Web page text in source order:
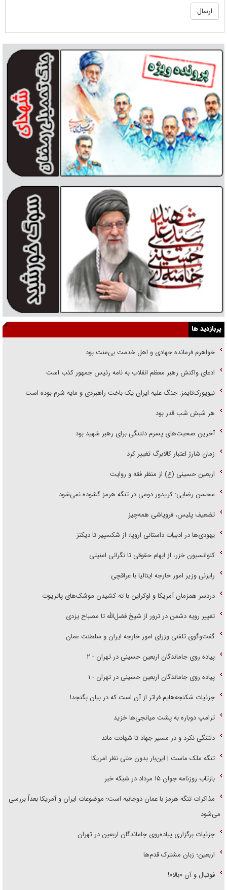
پربازدید ها
خواهرم فرمانده جهادی و اهل خدمت بی‌منت بود
ادعای واکنش رهبر معظم انقلاب به نامه رئیس جمهور کذب است
نیویورک‌تایمز: جنگ علیه ایران یک باخت راهبردی و مایه شرم بوده است
هر شبش شب قدر بود
آخرین صحبت‌های پسرم دلتنگی برای رهبر شهید بود
زمان شارژ اعتبار کالابرگ تغییر کرد
اربعین حسینی (ع) از منظر فقه و روایت
محسن رضایی: کریدور دومی در تنگه هرمز گشوده نمی‌شود
تضعیف پلیس، فروپاشی همه‌چیز
یهودی‌ها در ادبیات داستانی اروپا؛ از شکسپیر تا دیکنز
کنوانسیون خزر، از ابهام حقوقی تا نگرانی امنیتی
رایزنی وزیر امور خارجه ایتالیا با عراقچی
دردسر همزمان آمریکا و اوکراین با ته کشیدن موشک‌های پاتریوت
تغییر رویه دشمن در ترور از شیخ فضل‌الله تا مصباح یزدی
گفت‌وگوی تلفنی وزرای امور خارجه ایران و سلطنت عمان
پیاده روی جاماندگان اربعین حسینی در تهران - ۲
پیاده روی جاماندگان اربعین حسینی در تهران - ۱
جزئیات شکنجه‌هایم فراتر از آن است که در بیان بگنجد!
ترامپ دوباره به پشت میانجی‌ها خزید
دلتنگی نکرد و در مسیر جهاد تا شهادت ماند
تنگه ملک ماست | این‌بار بدون حتی نظر امریکا
بازتاب روزنامه جوان ۱۵ مرداد در شبکه خبر
مذاکرات تنگه هرمز با عمان دوجانبه است؛ موضوعات ایران و آمریکا بعداً بررسی
می‌شود
جزئیات برگزاری پیاده‌روی جاماندگان اربعین در تهران
اربعین؛ زبان مشترک قدم‌ها
فوتبال و آن «بالا»!